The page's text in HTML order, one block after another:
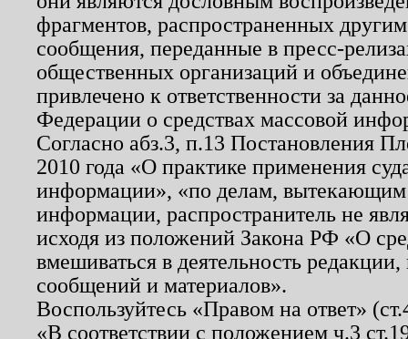
фрагментов, распространенных
сообщения, переданные в пресс-
общественных организаций и
привлечено к ответственности за
Федерации о средствах массовой
Согласно абз.3, п.13 Постановления
2010 года «О практике применения
информации», «по делам, вытекающим
информации, распространитель не
исходя из положений Закона РФ «О
вмешиваться в деятельность
сообщений и материалов».
Воспользуйтесь «Правом на ответ»
«В соответствии с положением ч.3